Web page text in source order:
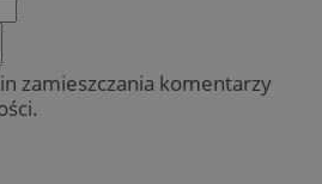
zamieszczania komentarzy